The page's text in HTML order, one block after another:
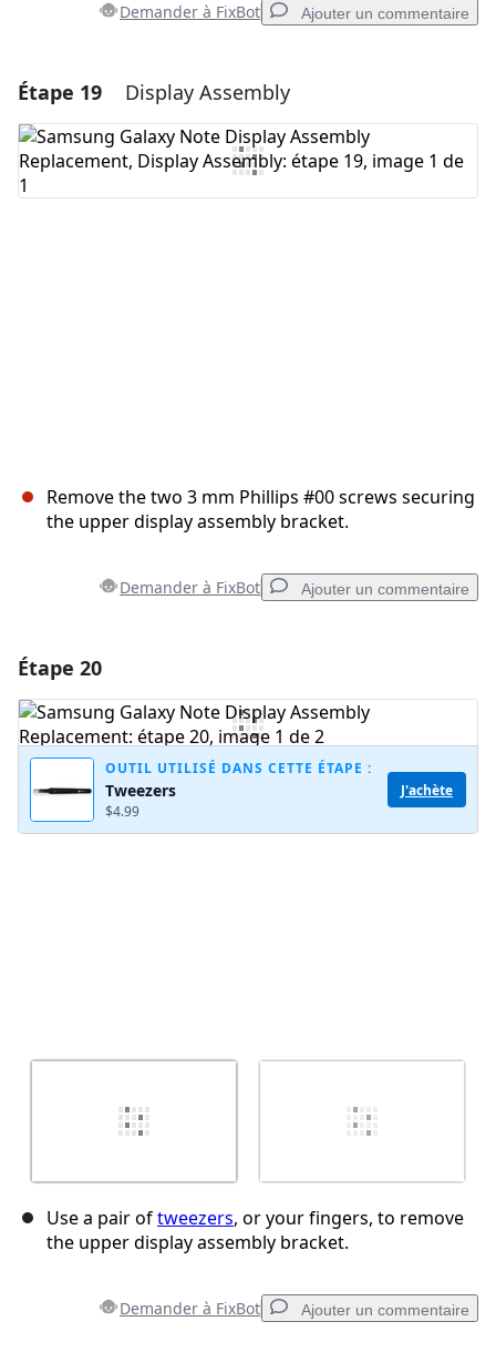
Demander à FixBot Ajouter un commentaire
Ajouter un commentaire
Ajouter un commentaire
Étape 19 Display Assembly
Remove the two 3 mm Phillips #00 screws securing
the upper display assembly bracket.
Demander à FixBot Ajouter un commentaire
Ajouter un commentaire
Étape 20
OUTIL UTILISÉ DANS CETTE ÉTAPE :
Tweezers
$4.99
J'achète
Use a pair oftweezers, or your fingers, to remove
the upper display assembly bracket.
Demander à FixBot Ajouter un commentaire